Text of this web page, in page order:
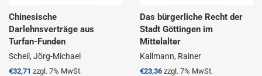
Chinesische
Darlehnsverträge aus
Turfan-Funden
Scheil, Jörg-Michael
Normaler
€32,71 zzgl. 7% MwSt.
Das bürgerliche Recht der
Stadt Göttingen im
Mittelalter
Kallmann, Rainer
Normaler
€23,36 zzgl. 7% MwSt.